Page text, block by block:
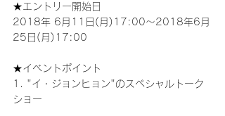
★エントリー開始日
2018年 6月11日(月)17:00～2018年6月
25日(月)17:00
★イベントポイント
1. "イ・ジョンヒョン"のスペシャルトーク
ショー